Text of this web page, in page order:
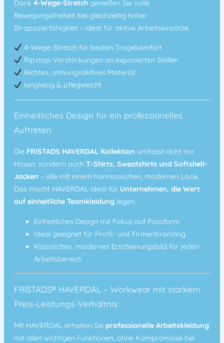
Dank 4-Wege-Stretch genießen Sie volle
Bewegungsfreiheit bei gleichzeitig hoher
Strapazierfähigkeit – ideal für aktive Arbeitseinsätze.
4-Wege-Stretch für besten Tragekomfort
Ripstop-Verstärkungen an exponierten Stellen
leichtes, atmungsaktives Material
langlebig & pflegeleicht
Einheitliches Design für ein professionelles
Auftreten
Die FRISTADS HAVERDAL Kollektion umfasst nicht nur
Hosen, sondern auch T-Shirts, Sweatshirts und Softshell-
Jacken – alle mit einem harmonischen, modernen Look.
Das macht HAVERDAL ideal für Unternehmen, die Wert
auf einheitliche Teamkleidung legen.
Einheitliches Design mit Fokus auf Passform
Ideal geeignet für Profil- und Firmenbranding
Klassisches, modernes Erscheinungsbild für jeden
Arbeitsbereich
FRISTADS® HAVERDAL – Workwear mit starkem
Preis-Leistungs-Verhältnis
Mit HAVERDAL erhalten Sie professionelle Arbeitskleidung
mit allen wichtigen Funktionen, ohne Kompromisse bei